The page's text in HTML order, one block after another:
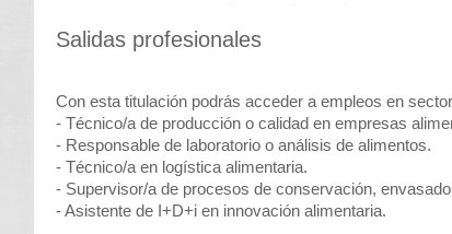
Salidas profesionales
Con esta titulación podrás acceder a empleos en
- Técnico/a de producción o calidad en empresas
- Responsable de laboratorio o análisis de alimentos.
- Técnico/a en logística alimentaria.
- Supervisor/a de procesos de conservación,
- Asistente de I+D+i en innovación alimentaria.